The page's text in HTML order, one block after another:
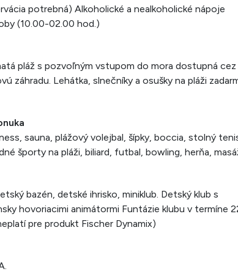
potrebná) Alkoholické a nealkoholické nápoje
(10.00-02.00 hod.)
pláž s pozvoľným vstupom do mora dostupná cez
záhradu. Lehátka, slnečníky a osušky na pláži
sauna, plážový volejbal, šípky, boccia, stolný
športy na pláži, biliard, futbal, bowling, herňa,
bazén, detské ihrisko, miniklub. Detský klub s
hovoriacimi animátormi Funtázie klubu v termíne
pre produkt Fischer Dynamix)